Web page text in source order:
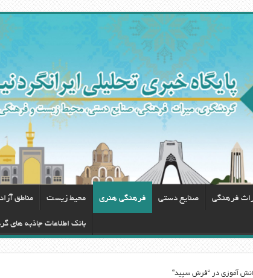
فرهنگی صنایع دستی فرهنگی هنری محيط زيست مناطق
بانک اطلاعات جاذبه های
آموزی در “فرش سپید”